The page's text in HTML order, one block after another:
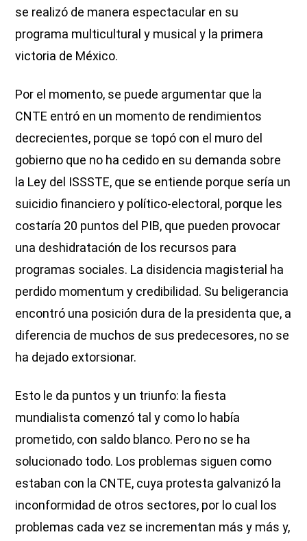
se realizó de manera espectacular en su
programa multicultural y musical y la primera
victoria de México.
Por el momento, se puede argumentar que la
CNTE entró en un momento de rendimientos
decrecientes, porque se topó con el muro del
gobierno que no ha cedido en su demanda sobre
la Ley del ISSSTE, que se entiende porque sería un
suicidio financiero y político-electoral, porque les
costaría 20 puntos del PIB, que pueden provocar
una deshidratación de los recursos para
programas sociales. La disidencia magisterial ha
perdido momentum y credibilidad. Su beligerancia
encontró una posición dura de la presidenta que, a
diferencia de muchos de sus predecesores, no se
ha dejado extorsionar.
Esto le da puntos y un triunfo: la fiesta
mundialista comenzó tal y como lo había
prometido, con saldo blanco. Pero no se ha
solucionado todo. Los problemas siguen como
estaban con la CNTE, cuya protesta galvanizó la
inconformidad de otros sectores, por lo cual los
problemas cada vez se incrementan más y más y,